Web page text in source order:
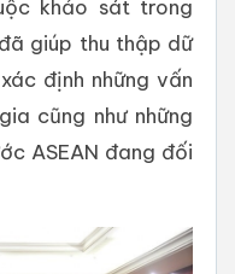
khảo sát trong
giúp thu thập dữ
định những vấn
cũng như những
ASEAN đang đối